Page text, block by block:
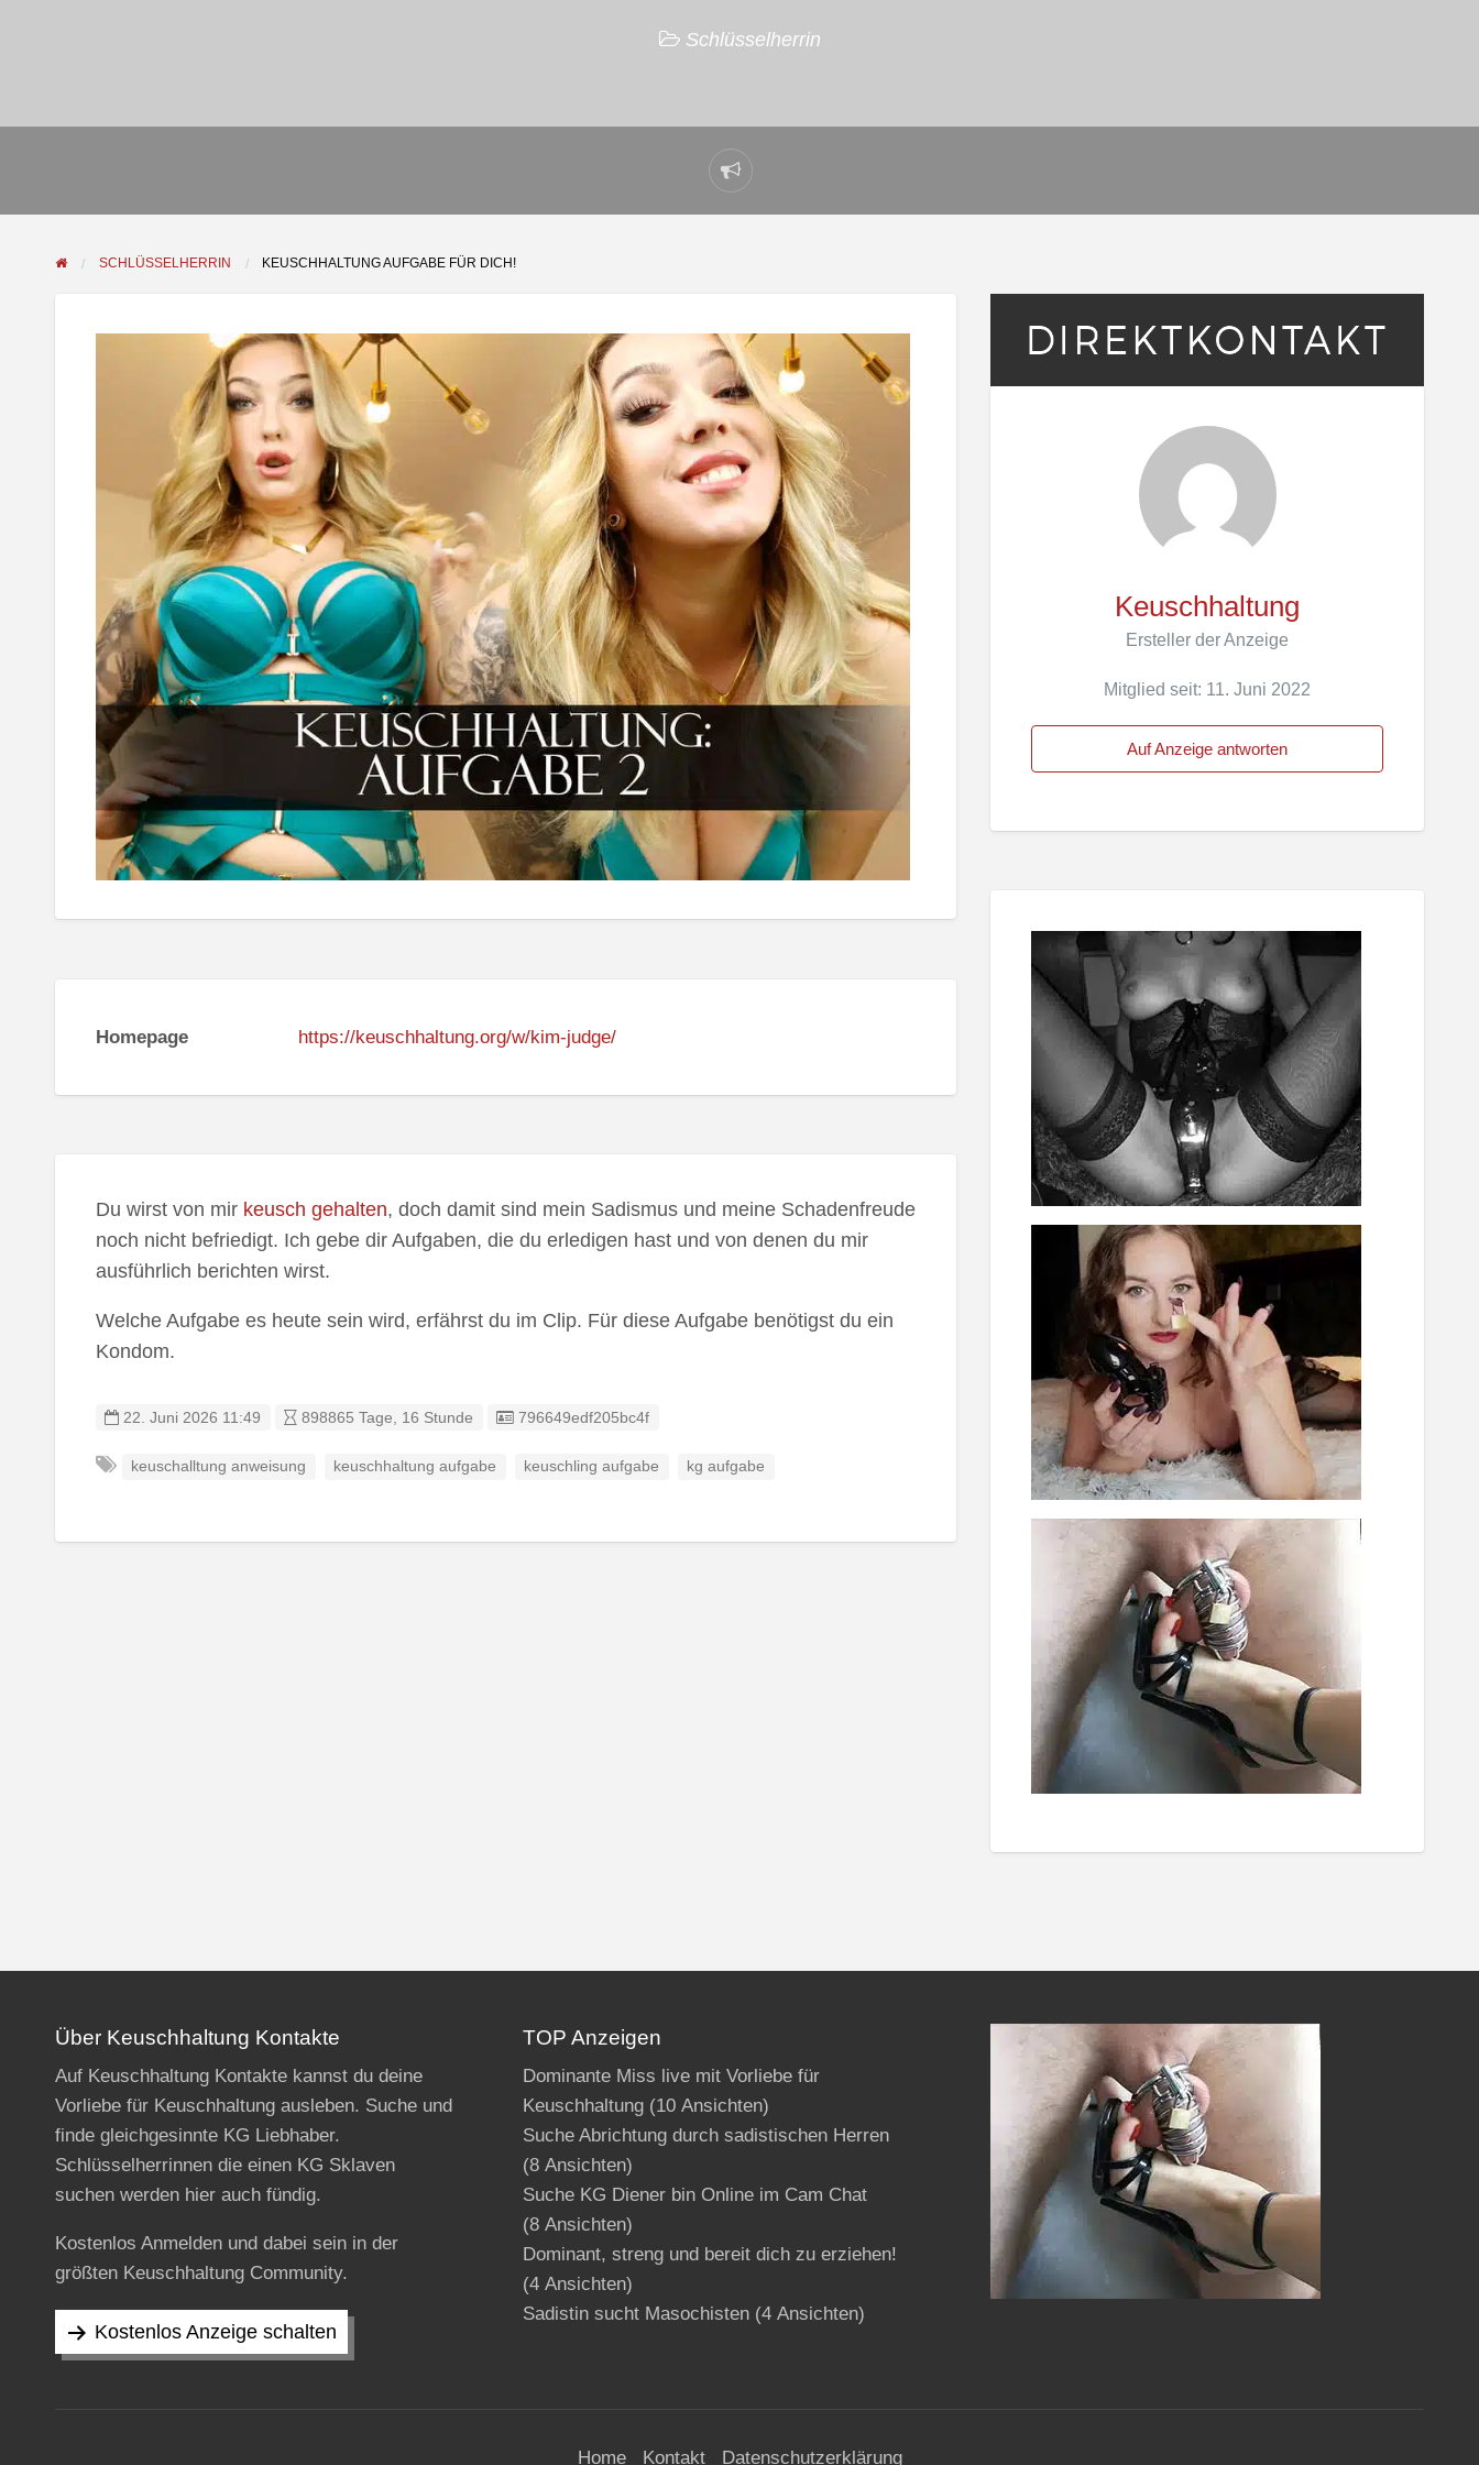
Schlüsselherrin
Problem
melden
SCHLÜSSELHERRIN KEUSCHHALTUNG AUFGABE FÜR DICH!
Homepage https://keuschhaltung.org/w/kim-judge/
Du wirst von mir keusch gehalten, doch damit sind mein Sadismus und meine Schadenfreude
noch nicht befriedigt. Ich gebe dir Aufgaben, die du erledigen hast und von denen du mir
ausführlich berichten wirst.
Welche Aufgabe es heute sein wird, erfährst du im Clip. Für diese Aufgabe benötigst du ein
Kondom.
22. Juni 2026 11:49 898865 Tage, 16 Stunde Listing ID
796649edf205bc4f
keuschalltung anweisung keuschhaltung aufgabe keuschling aufgabe kg aufgabe
Keuschhaltung
Ersteller der Anzeige
Mitglied seit: 11. Juni 2022
Auf Anzeige antworten
Über Keuschhaltung Kontakte
Auf Keuschhaltung Kontakte kannst du deine
Vorliebe für Keuschhaltung ausleben. Suche und
finde gleichgesinnte KG Liebhaber.
Schlüsselherrinnen die einen KG Sklaven
suchen werden hier auch fündig.
Kostenlos Anmelden und dabei sein in der
größten Keuschhaltung Community.
Kostenlos Anzeige schalten
TOP Anzeigen
Dominante Miss live mit Vorliebe für
Keuschhaltung (10 Ansichten)
Suche Abrichtung durch sadistischen Herren
(8 Ansichten)
Suche KG Diener bin Online im Cam Chat
(8 Ansichten)
Dominant, streng und bereit dich zu erziehen!
(4 Ansichten)
Sadistin sucht Masochisten (4 Ansichten)
Home Kontakt Datenschutzerklärung